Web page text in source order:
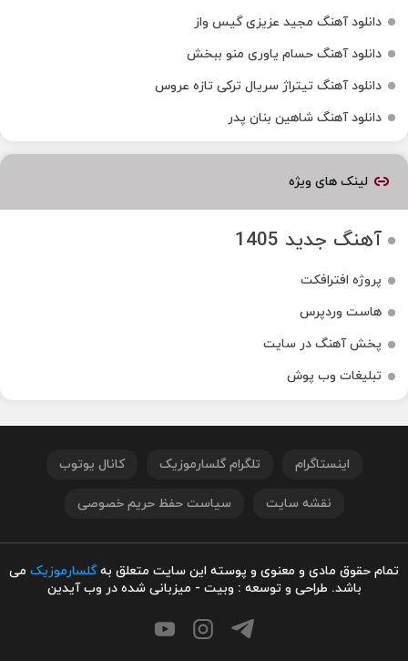
دانلود آهنگ مجید عزیزی گیس واز
دانلود آهنگ حسام یاوری منو ببخش
دانلود آهنگ تیتراژ سریال ترکی تازه عروس
دانلود آهنگ شاهین بنان پدر
لینک های ویژه
آهنگ جدید 1405
پروژه افترافکت
هاست وردپرس
پخش آهنگ در سایت
تبلیغات وب پوش
اینستاگرام تلگرام گلسارموزیک کانال یوتوب
نقشه سایت سیاست حفظ حریم خصوصی
تمام حقوق مادی و معنوی و پوسته این سایت متعلق بهگلسارموزیک می
باشد. طراحی و توسعه : وبیت - میزبانی شده در وب آیدین